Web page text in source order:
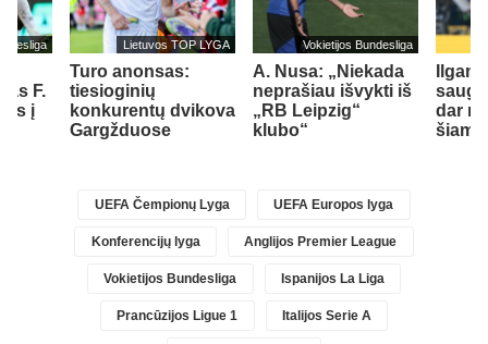
F.
į
Lietuvos TOP LYGA
Turo anonsas:
tiesioginių
konkurentų dvikova
Gargžduose
Vokietijos Bundesliga
A. Nusa: „Niekada
neprašiau išvykti iš
„RB Leipzig“
klubo“
dar
UEFA Čempionų Lyga UEFA Europos lyga
Konferencijų lyga Anglijos Premier League
Vokietijos Bundesliga Ispanijos La Liga
Prancūzijos Ligue 1 Italijos Serie A